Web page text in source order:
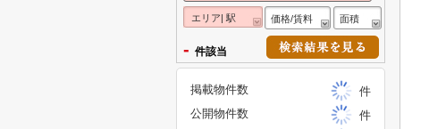
エリア| 駅 価格/賃料 面積
- 件該当
掲載物件数
件
公開物件数
件